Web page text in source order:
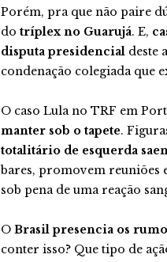
Porém, pra que não paire
do tríplex no Guarujá. E,
disputa presidencial deste
condenação colegiada que
O caso Lula no TRF em
manter sob o tapete.
totalitário de esquerda
bares, promovem reuniões
sob pena de uma reação
O Brasil presencia os
conter isso? Que tipo de